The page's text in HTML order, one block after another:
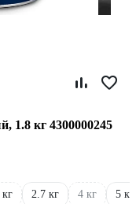
1.8 кг 4300000245
кг 2.7 кг 4 кг
5 кг